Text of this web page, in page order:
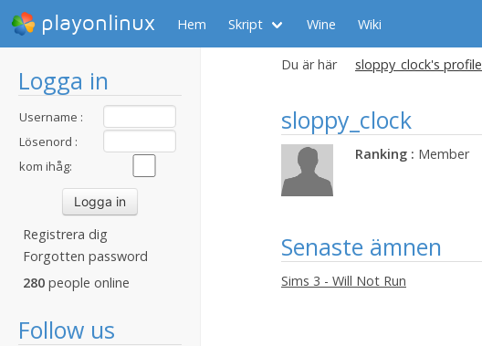
playonlinux Hem Skript Wine Wiki
Logga in
Username :
Lösenord :
kom ihåg:
Registrera dig
Forgotten password
280 people online
Follow us
Du är här sloppy_clock's profile
sloppy_clock
Ranking : Member
Senaste ämnen
Sims 3 - Will Not Run